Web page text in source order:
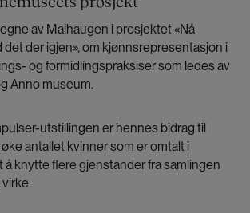
av Maihaugen i prosjektet«Nå
det der igjen», om kjønnsrepresentasjon i
og formidlingspraksiser som ledes av
Anno museum.
utstillingen er hennes bidrag til
antallet kvinner som er omtalt i
å knytte flere gjenstander fra samlingen